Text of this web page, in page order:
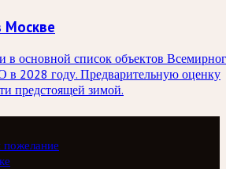
Москве
основной список объектов
2028 году. Предварительную оценку
предстоящей зимой.
пожелание